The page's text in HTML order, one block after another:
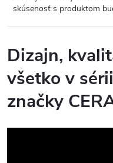
skúsenosť s produktom
Dizajn,
všetko v
značky